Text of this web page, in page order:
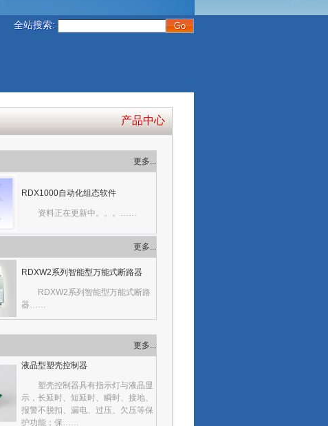
全站搜索:
产品中心
更多...
RDX1000自动化组态软件
资料正在更新中。。。……
更多...
RDXW2系列智能型万能式断路器
RDXW2系列智能型万能式断路
器……
更多...
液晶型塑壳控制器
塑壳控制器具有指示灯与液晶显
示，长延时、短延时、瞬时、接地、
报警不脱扣、漏电、过压、欠压等保
护功能；保……